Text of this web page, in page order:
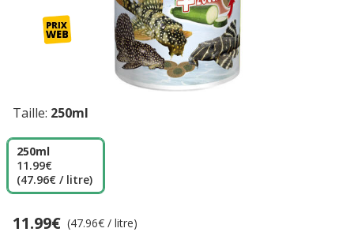
Taille: 250ml
250ml
11.99€
(47.96€ / litre)
Prix 11.99€, 47.96 EUR par litre
11.99€ (47.96€ / litre)